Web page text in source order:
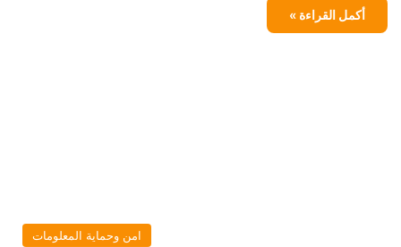
أكمل القراءة »
امن وحماية المعلومات